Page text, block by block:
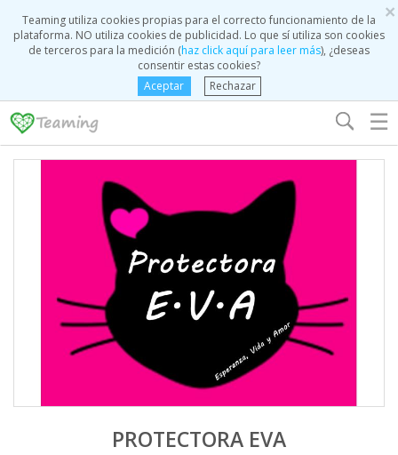
×
Teaming utiliza cookies propias para el correcto funcionamiento de la
plataforma. NO utiliza cookies de publicidad. Lo que sí utiliza son cookies
de terceros para la medición (haz click aquí para leer más), ¿deseas
consentir estas cookies?
Aceptar
Rechazar
☰
PROTECTORA EVA